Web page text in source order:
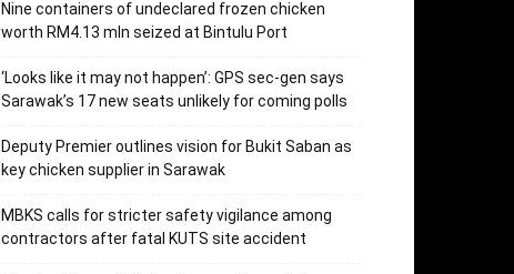
Nine containers of undeclared frozen chicken
worth RM4.13 mln seized at Bintulu Port
‘Looks like it may not happen’: GPS sec-gen says
Sarawak’s 17 new seats unlikely for coming polls
Deputy Premier outlines vision for Bukit Saban as
key chicken supplier in Sarawak
MBKS calls for stricter safety vigilance among
contractors after fatal KUTS site accident